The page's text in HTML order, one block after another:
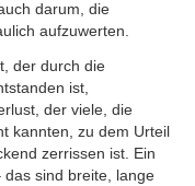
darum, die
aufzuwerten.
der durch die
ist,
der viele, die
kannten, zu dem Urteil
zerrissen ist. Ein
das sind breite, lange